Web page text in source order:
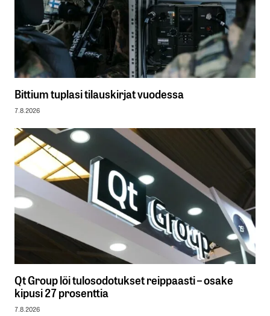
Bittium tuplasi tilauskirjat vuodessa
7.8.2026
Qt Group löi tulosodotukset reippaasti – osake
kipusi 27 prosenttia
7.8.2026